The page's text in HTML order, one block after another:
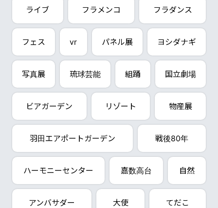
ライブ フラメンコ フラダンス
フェス vr パネル展 ヨシダナギ
写真展 琉球芸能 組踊 国立劇場
ビアガーデン リゾート 物産展
羽田エアポートガーデン 戦後80年
ハーモニーセンター 嘉数高台 自然
アンバサダー 大使 てだこ